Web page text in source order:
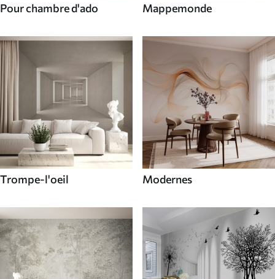
Pour chambre d'ado Mappemonde
Trompe-l'oeil Modernes